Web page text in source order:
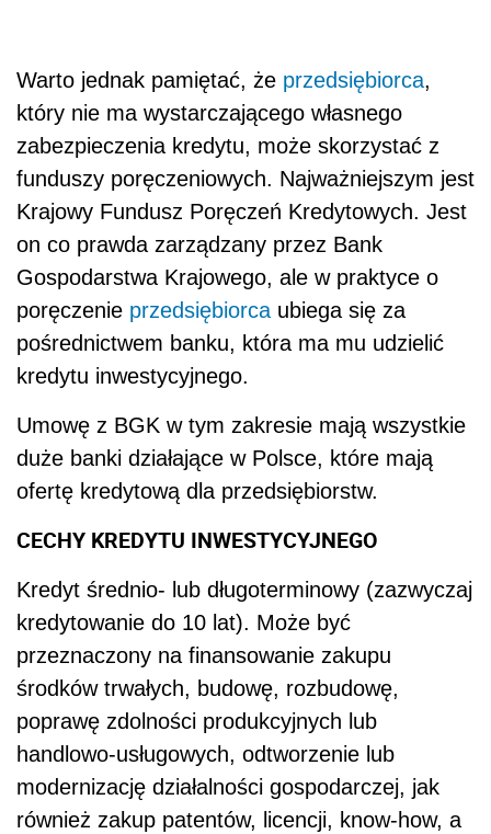
Warto jednak pamiętać, że przedsiębiorca,
który nie ma wystarczającego własnego
zabezpieczenia kredytu, może skorzystać z
funduszy poręczeniowych. Najważniejszym jest
Krajowy Fundusz Poręczeń Kredytowych. Jest
on co prawda zarządzany przez Bank
Gospodarstwa Krajowego, ale w praktyce o
poręczenie przedsiębiorca ubiega się za
pośrednictwem banku, która ma mu udzielić
kredytu inwestycyjnego.
Umowę z BGK w tym zakresie mają wszystkie
duże banki działające w Polsce, które mają
ofertę kredytową dla przedsiębiorstw.
CECHY KREDYTU INWESTYCYJNEGO
Kredyt średnio- lub długoterminowy (zazwyczaj
kredytowanie do 10 lat). Może być
przeznaczony na finansowanie zakupu
środków trwałych, budowę, rozbudowę,
poprawę zdolności produkcyjnych lub
handlowo-usługowych, odtworzenie lub
modernizację działalności gospodarczej, jak
również zakup patentów, licencji, know-how, a